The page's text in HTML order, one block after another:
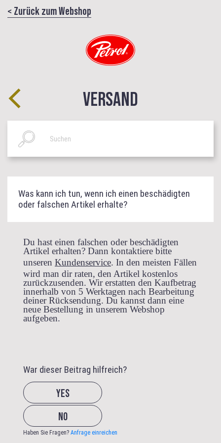
< Zurück zum Webshop
VERSAND
Was kann ich tun, wenn ich einen beschädigten
oder falschen Artikel erhalte?
Du hast einen falschen oder beschädigten
Artikel erhalten? Dann kontaktiere bitte
unseren Kundenservice. In den meisten Fällen
wird man dir raten, den Artikel kostenlos
zurückzusenden. Wir erstatten den Kaufbetrag
innerhalb von 5 Werktagen nach Bearbeitung
deiner Rücksendung. Du kannst dann eine
neue Bestellung in unserem Webshop
aufgeben.
War dieser Beitrag hilfreich?
Haben Sie Fragen? Anfrage einreichen